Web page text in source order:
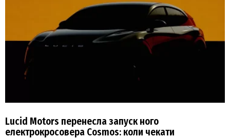
Lucid Motors перенесла запуск ного
електрокросовера Cosmos: коли чекати